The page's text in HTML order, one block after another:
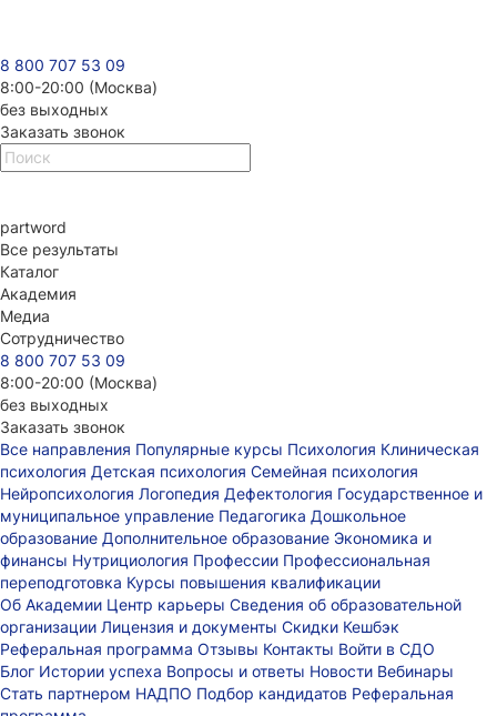
8 800 707 53 09
8:00-20:00 (Москва)
без выходных
Заказать звонок
partword
Все результаты
Каталог
Академия
Медиа
Сотрудничество
8 800 707 53 09
8:00-20:00 (Москва)
без выходных
Заказать звонок
Все направления Популярные курсы Психология Клиническая
психология Детская психология Семейная психология
Нейропсихология Логопедия Дефектология Государственное и
муниципальное управление Педагогика Дошкольное
образование Дополнительное образование Экономика и
финансы Нутрициология Профессии Профессиональная
переподготовка Курсы повышения квалификации
Об Академии Центр карьеры Сведения об образовательной
организации Лицензия и документы Скидки Кешбэк
Реферальная программа Отзывы Контакты Войти в СДО
Блог Истории успеха Вопросы и ответы Новости Вебинары
Стать партнером НАДПО Подбор кандидатов Реферальная